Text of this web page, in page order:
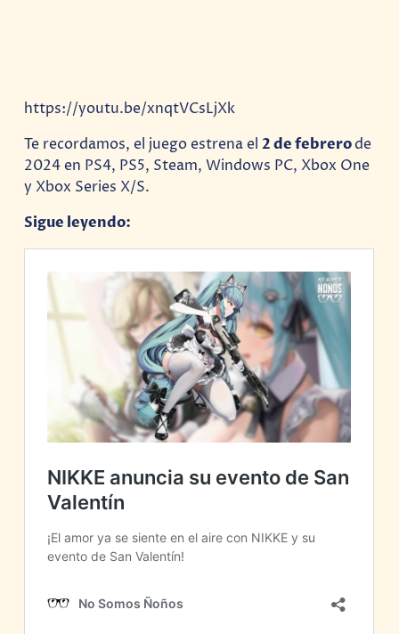
https://youtu.be/xnqtVCsLjXk
Te recordamos, el juego estrena el2 de febrerode
2024 en PS4, PS5, Steam, Windows PC, Xbox One
y Xbox Series X/S.
Sigue leyendo: